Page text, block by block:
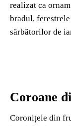
realizat ca
bradul,
sărbătorilor de
Coroane
Coronițele din